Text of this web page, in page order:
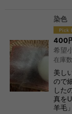
染色
400
希望
在庫
美し
ので
した
真を
羊毛